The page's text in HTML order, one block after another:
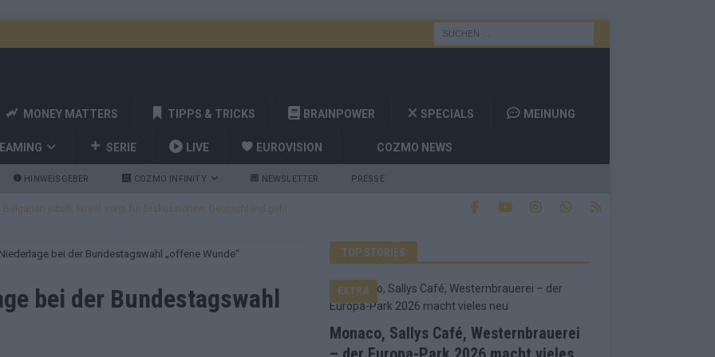
MONEY MATTERS TIPPS & TRICKS BRAINPOWER SPECIALS MEINUNG
SERIE LIVE EUROVISION COZMO NEWS
HINWEISGEBER COZMO INFINITY NEWSLETTER PRESSE
Bulgarien jubelt, Israel sorgt für Diskussionen, Deutschland geht
und Billy Joel – das ESC-Finale wird eine Party
– Startreihenfolge steht, Deutschland singt als Zweites!
Favorit, Australien aufgestiegen – alle 25 Acts im Kurzcheck
bei der Bundestagswahl „offene Wunde“
bei der Bundestagswahl
TOP STORIES
Monaco, Sallys Café, Westernbrauerei
EXTRA